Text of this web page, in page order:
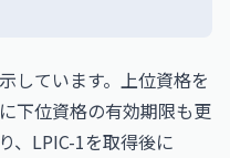
しています。上位資格を
下位資格の有効期限も更
、LPIC-1を取得後に